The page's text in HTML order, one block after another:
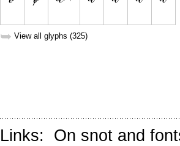
➥ View all glyphs (325)
Links: On snot and